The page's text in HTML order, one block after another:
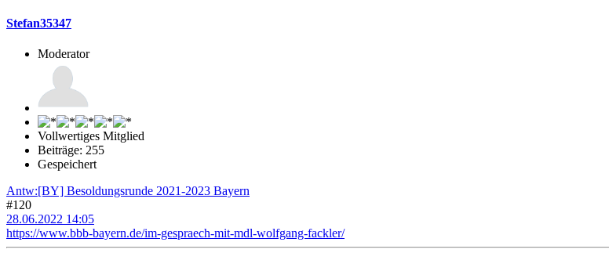
Stefan35347
Moderator
Vollwertiges Mitglied
Beiträge: 255
Gespeichert
Antw:[BY] Besoldungsrunde 2021-2023 Bayern
#120
28.06.2022 14:05
https://www.bbb-bayern.de/im-gespraech-mit-mdl-wolfgang-fackler/